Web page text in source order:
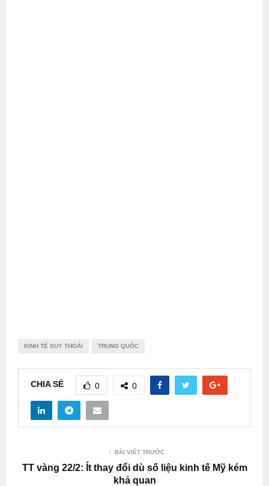
KINH TẾ SUY THOÁI TRUNG QUỐC
CHIA SẺ 0 0
BÀI VIẾT TRƯỚC
TT vàng 22/2: Ít thay đổi dù số liệu kinh tế Mỹ kém
khả quan